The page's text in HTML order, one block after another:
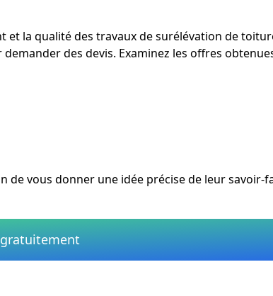
la qualité des travaux de surélévation de
des devis. Examinez les offres
vous donner une idée précise de leur savoir-